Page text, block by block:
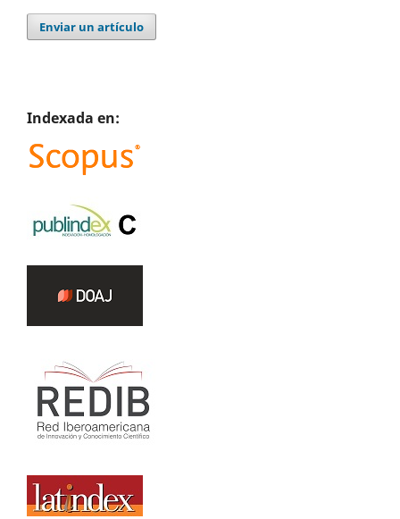
Enviar un artículo
Indexada en: